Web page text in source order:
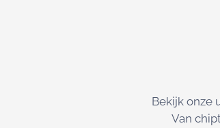
Bekijk onze
Van